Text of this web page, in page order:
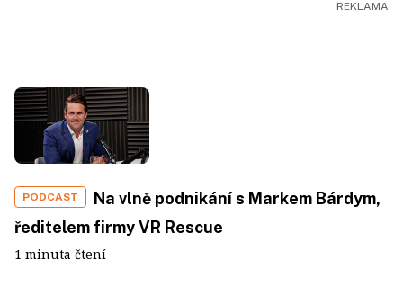
PODCAST
Na vlně podnikání s Markem Bárdym,
ředitelem firmy VR Rescue
1 minuta čtení